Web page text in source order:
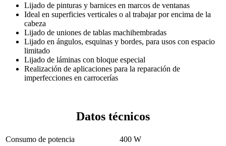
Lijado de pinturas y barnices en marcos de ventanas
Ideal en superficies verticales o al trabajar por encima de la
cabeza
Lijado de uniones de tablas machihembradas
Lijado en ángulos, esquinas y bordes, para usos con espacio
limitado
Lijado de láminas con bloque especial
Realización de aplicaciones para la reparación de
imperfecciones en carrocerías
Datos técnicos
Consumo de potencia
400 W